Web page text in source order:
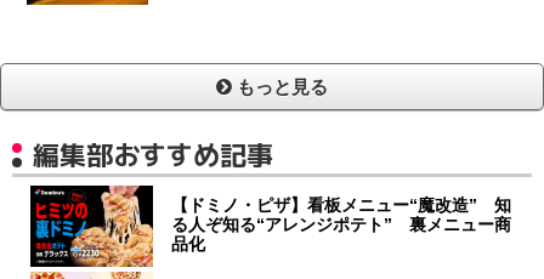
もっと見る
編集部おすすめ記事
【ドミノ・ピザ】看板メニュー“魔改造” 知
る人ぞ知る“アレンジポテト” 裏メニュー商
品化